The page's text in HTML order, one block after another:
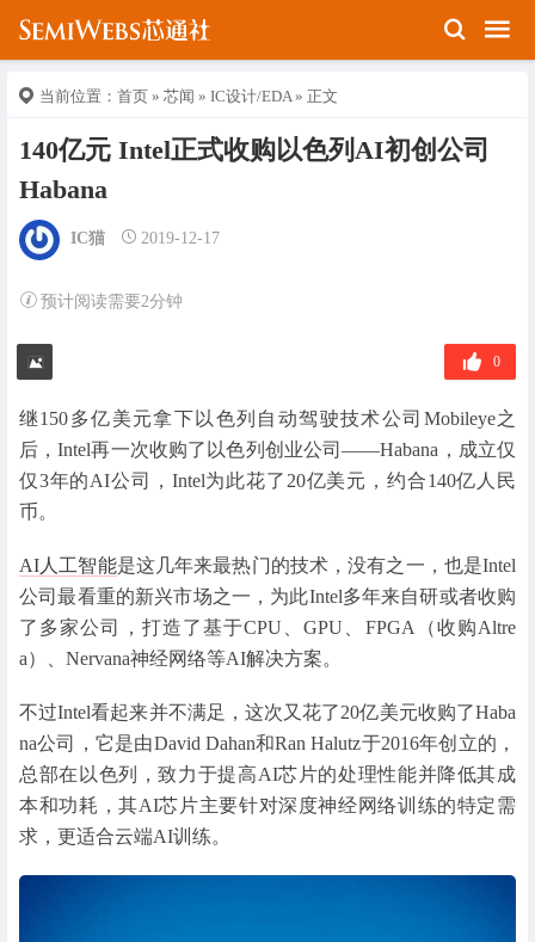
当前位置： 首页 » 芯闻 » IC设计/EDA» 正文
140亿元 Intel正式收购以色列AI初创公司
Habana
IC猫 2019-12-17
预计阅读需要2分钟
0
继150多亿美元拿下以色列自动驾驶技术公司Mobileye之
后，Intel再一次收购了以色列创业公司——Habana，成立仅
仅3年的AI公司，Intel为此花了20亿美元，约合140亿人民
币。
AI人工智能是这几年来最热门的技术，没有之一，也是Intel
公司最看重的新兴市场之一，为此Intel多年来自研或者收购
了多家公司，打造了基于CPU、GPU、FPGA（收购Altre
a）、Nervana神经网络等AI解决方案。
不过Intel看起来并不满足，这次又花了20亿美元收购了Haba
na公司，它是由David Dahan和Ran Halutz于2016年创立的，
总部在以色列，致力于提高AI芯片的处理性能并降低其成
本和功耗，其AI芯片主要针对深度神经网络训练的特定需
求，更适合云端AI训练。